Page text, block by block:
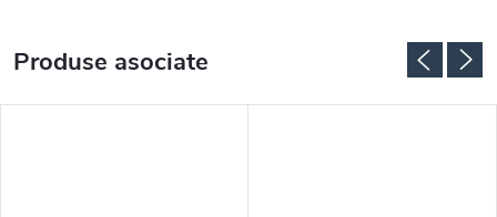
Produse asociate